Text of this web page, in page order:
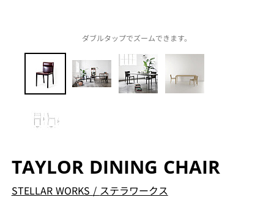
ダブルタップでズームできます。
TAYLOR DINING CHAIR
STELLAR WORKS / ステラワークス